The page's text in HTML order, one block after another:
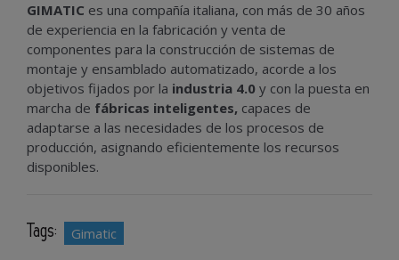
GIMATIC es una compañía italiana, con más de 30 años
de experiencia en la fabricación y venta de
componentes para la construcción de sistemas de
montaje y ensamblado automatizado, acorde a los
objetivos fijados por la industria 4.0 y con la puesta en
marcha de fábricas inteligentes, capaces de
adaptarse a las necesidades de los procesos de
producción, asignando eficientemente los recursos
disponibles.
Tags: Gimatic